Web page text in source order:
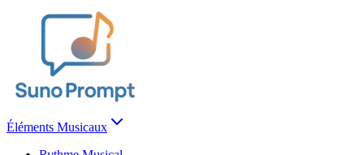
Éléments Musicaux